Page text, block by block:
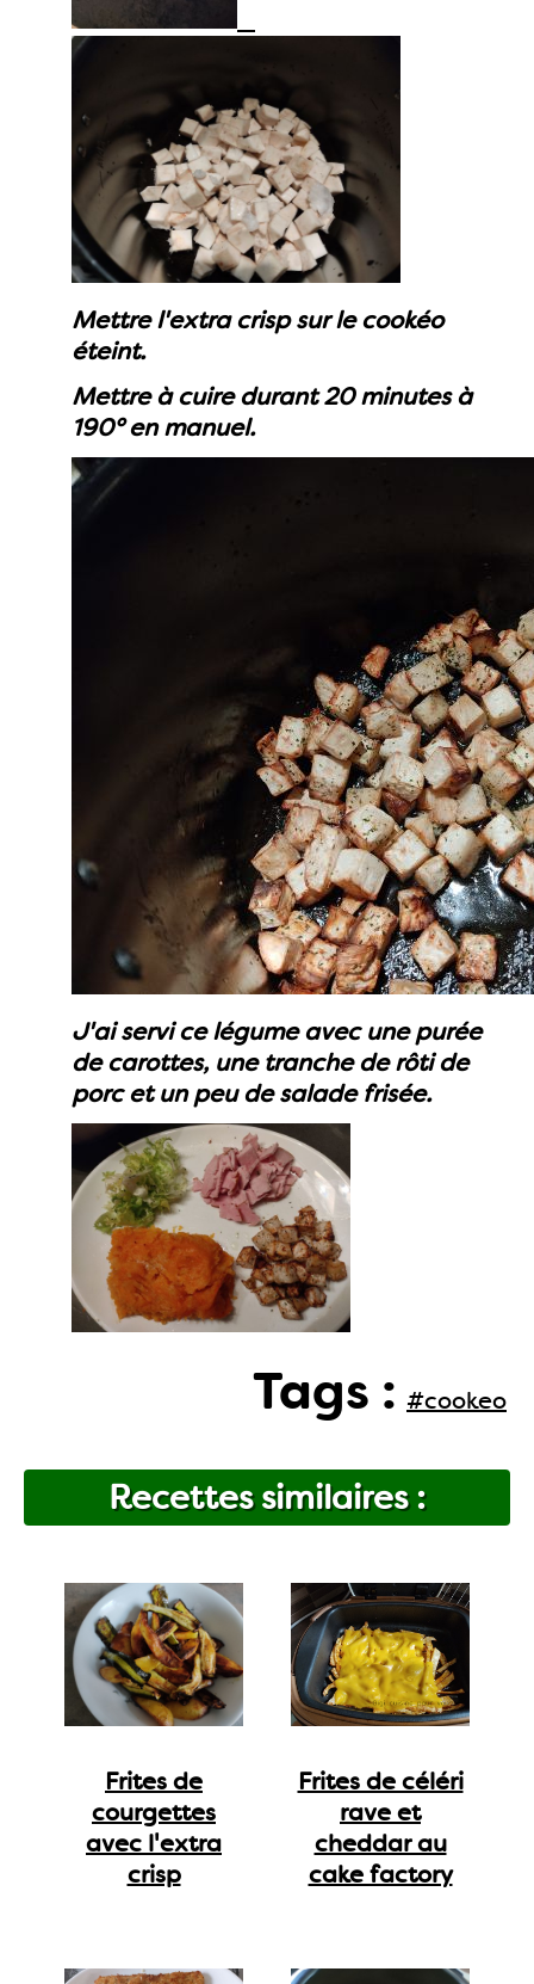
Mettre l'extra crisp sur le cookéo
éteint.
Mettre à cuire durant 20 minutes à
190° en manuel.
J'ai servi ce légume avec une purée
de carottes, une tranche de rôti de
porc et un peu de salade frisée.
Tags : #cookeo
Recettes similaires :
Frites de
courgettes
avec l'extra
crisp
Frites de céléri
rave et
cheddar au
cake factory